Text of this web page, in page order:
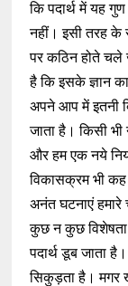
कि पदार्थ में यह
नहीं। इसी तरह
पर कठिन होते चले
है कि इसके ज्ञान
अपने आप में इतनी
जाता है। किसी
और हम एक नये
विकासक्रम भी कह
अनंत घटनाएं हमारे
कुछ न कुछ विशेषता
पदार्थ डूब जाता
सिकुड़ता है। मगर